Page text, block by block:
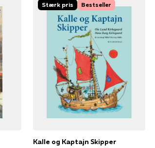
Stærk pris Bestseller
Kalle og Kaptajn Skipper